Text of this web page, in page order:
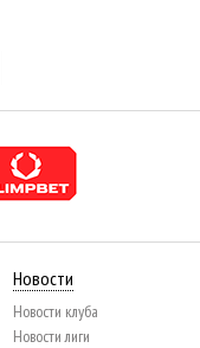
Новости
Новости клуба
Новости лиги